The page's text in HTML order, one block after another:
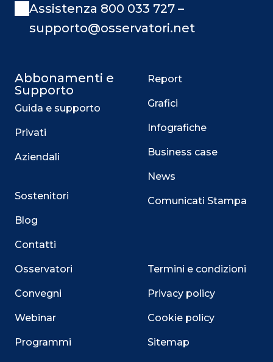
Assistenza 800 033 727 –
supporto@osservatori.net
Abbonamenti e
Supporto
Guida e supporto
Privati
Aziendali
Sostenitori
Blog
Contatti
Osservatori
Convegni
Webinar
Programmi
Report
Grafici
Infografiche
Business case
News
Comunicati Stampa
Termini e condizioni
Privacy policy
Cookie policy
Sitemap